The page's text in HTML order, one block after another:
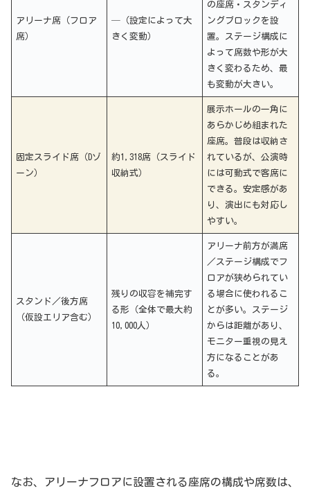
アリーナ席（フロア
席）
─（設定によって大
きく変動）
の座席・スタンディ
ングブロックを設
置。ステージ構成に
よって席数や形が大
きく変わるため、最
も変動が大きい。
固定スライド席（Dゾ
ーン）
約1,318席（スライド
収納式）
展示ホールの一角に
あらかじめ組まれた
座席。普段は収納さ
れているが、公演時
には可動式で客席に
できる。安定感があ
り、演出にも対応し
やすい。
スタンド／後方席
（仮設エリア含む）
残りの収容を補完す
る形（全体で最大約
10,000人）
アリーナ前方が満席
／ステージ構成でフ
ロアが狭められてい
る場合に使われるこ
とが多い。ステージ
からは距離があり、
モニター重視の見え
方になることがあ
る。
なお、アリーナフロアに設置される座席の構成や席数は、